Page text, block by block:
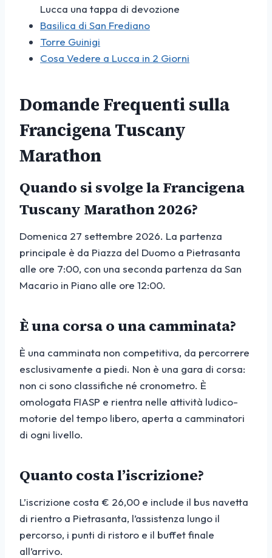
Lucca una tappa di devozione
Basilica di San Frediano
Torre Guinigi
Cosa Vedere a Lucca in 2 Giorni
Domande Frequenti sulla
Francigena Tuscany
Marathon
Quando si svolge la Francigena
Tuscany Marathon 2026?
Domenica 27 settembre 2026. La partenza
principale è da Piazza del Duomo a Pietrasanta
alle ore 7:00, con una seconda partenza da San
Macario in Piano alle ore 12:00.
È una corsa o una camminata?
È una camminata non competitiva, da percorrere
esclusivamente a piedi. Non è una gara di corsa:
non ci sono classifiche né cronometro. È
omologata FIASP e rientra nelle attività ludico-
motorie del tempo libero, aperta a camminatori
di ogni livello.
Quanto costa l’iscrizione?
L’iscrizione costa € 26,00 e include il bus navetta
di rientro a Pietrasanta, l’assistenza lungo il
percorso, i punti di ristoro e il buffet finale
all’arrivo.